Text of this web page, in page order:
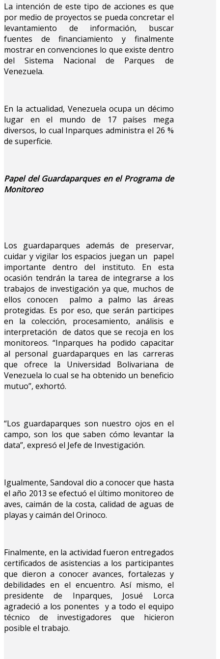
La intención de este tipo de acciones es que
por medio de proyectos se pueda concretar el
levantamiento de información, buscar
fuentes de financiamiento y finalmente
mostrar en convenciones lo que existe dentro
del Sistema Nacional de Parques de
Venezuela.
En la actualidad, Venezuela ocupa un décimo
lugar en el mundo de 17 países mega
diversos, lo cual Inparques administra el 26 %
de superficie.
Papel del Guardaparques en el Programa de
Monitoreo
Los guardaparques además de preservar,
cuidar y vigilar los espacios juegan un papel
importante dentro del instituto. En esta
ocasión tendrán la tarea de integrarse a los
trabajos de investigación ya que, muchos de
ellos conocen palmo a palmo las áreas
protegidas. Es por eso, que serán participes
en la colección, procesamiento, análisis e
interpretación de datos que se recoja en los
monitoreos. “Inparques ha podido capacitar
al personal guardaparques en las carreras
que ofrece la Universidad Bolivariana de
Venezuela lo cual se ha obtenido un beneficio
mutuo”, exhortó.
“Los guardaparques son nuestro ojos en el
campo, son los que saben cómo levantar la
data”, expresó el Jefe de Investigación.
Igualmente, Sandoval dio a conocer que hasta
el año 2013 se efectuó el último monitoreo de
aves, caimán de la costa, calidad de aguas de
playas y caimán del Orinoco.
Finalmente, en la actividad fueron entregados
certificados de asistencias a los participantes
que dieron a conocer avances, fortalezas y
debilidades en el encuentro. Así mismo, el
presidente de Inparques, Josué Lorca
agradeció a los ponentes y a todo el equipo
técnico de investigadores que hicieron
posible el trabajo.